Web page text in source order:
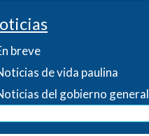
breve
de vida paulina
del gobierno general